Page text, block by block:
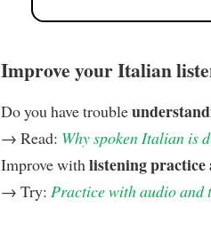
Improve your Italian
Do you have trouble
→ Read: Why spoken Italian is
Improve with listening
→ Try: Practice with audio and